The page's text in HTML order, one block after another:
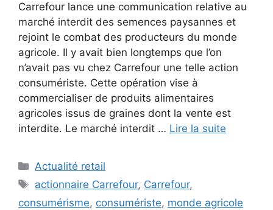
Carrefour lance une communication relative au
marché interdit des semences paysannes et
rejoint le combat des producteurs du monde
agricole. Il y avait bien longtemps que l’on
n’avait pas vu chez Carrefour une telle action
consumériste. Cette opération vise à
commercialiser de produits alimentaires
agricoles issus de graines dont la vente est
interdite. Le marché interdit … Lire la suite
Catégories
Actualité retail
Étiquettes
actionnaire Carrefour, Carrefour,
consumérisme, consumériste, monde agricole